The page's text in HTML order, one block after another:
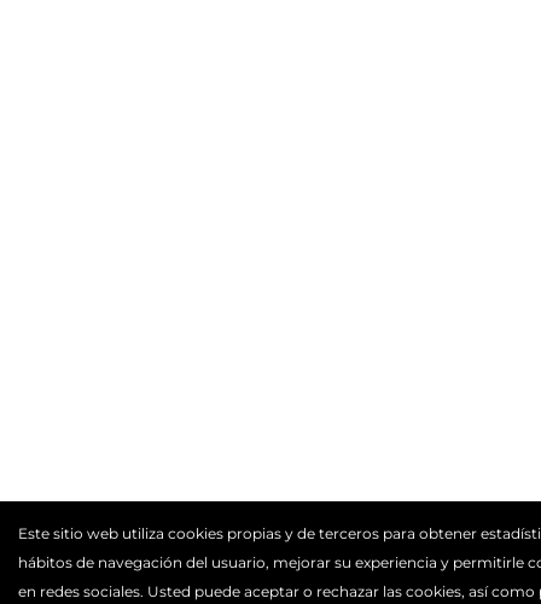
Este sitio web utiliza cookies propias y de terceros para obtener
hábitos de navegación del usuario, mejorar su experiencia y permitirle
en redes sociales. Usted puede aceptar o rechazar las cookies, así como